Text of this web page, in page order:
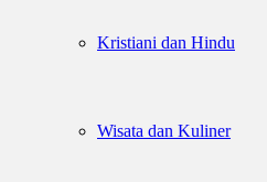
Kristiani dan Hindu
Wisata dan Kuliner